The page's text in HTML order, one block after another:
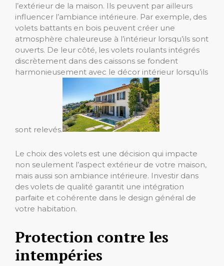
l’extérieur de la maison. Ils peuvent par ailleurs
influencer l’ambiance intérieure. Par exemple, des
volets battants en bois peuvent créer une
atmosphère chaleureuse à l’intérieur lorsqu’ils sont
ouverts. De leur côté, les volets roulants intégrés
discrètement dans des caissons se fondent
harmonieusement avec le décor intérieur lorsqu’ils
sont relevés.
Le choix des volets est une décision qui impacte
non seulement l’aspect extérieur de votre maison,
mais aussi son ambiance intérieure. Investir dans
des volets de qualité garantit une intégration
parfaite et cohérente dans le design général de
votre habitation.
Protection contre les
intempéries